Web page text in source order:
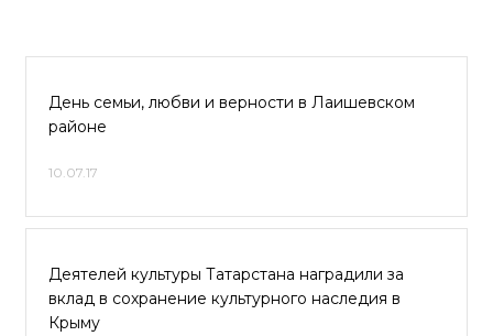
День семьи, любви и верности в Лаишевском
районе
10.07.17
Деятелей культуры Татарстана наградили за
вклад в сохранение культурного наследия в
Крыму